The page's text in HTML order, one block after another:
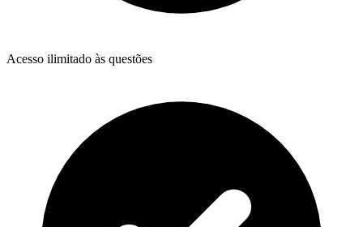
Acesso ilimitado às questões